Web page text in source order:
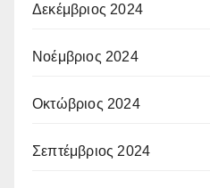
Δεκέμβριος 2024
Νοέμβριος 2024
Οκτώβριος 2024
Σεπτέμβριος 2024